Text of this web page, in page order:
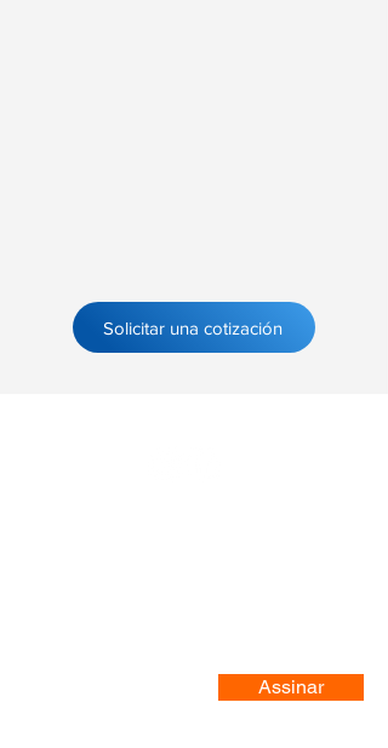
Solicitar una cotización
Assinar